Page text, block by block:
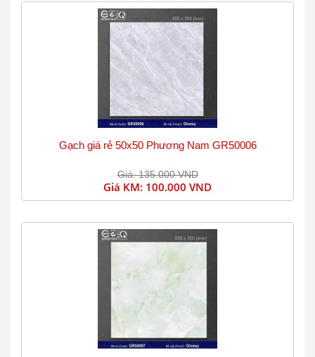
Gạch giá rẻ 50x50 Phương Nam GR50006
Giá: 135.000 VND
Giá KM: 100.000 VND